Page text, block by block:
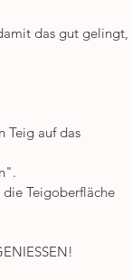
das gut gelingt,
Teig auf das
Teigoberfläche